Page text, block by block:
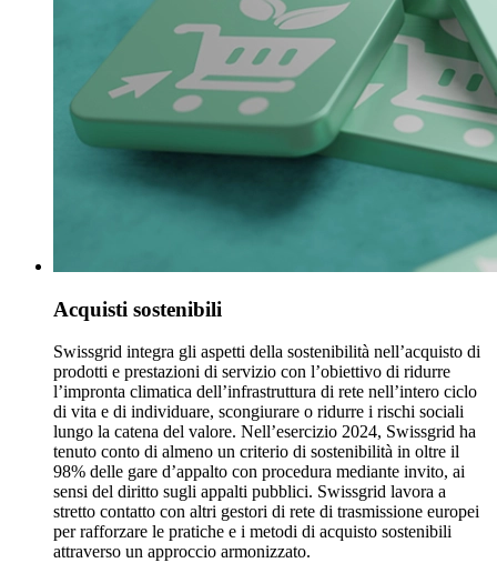
Acquisti sostenibili
Swissgrid integra gli aspetti della sostenibilità nell’acquisto di
prodotti e prestazioni di servizio con l’obiettivo di ridurre
l’impronta climatica dell’infrastruttura di rete nell’intero ciclo
di vita e di individuare, scongiurare o ridurre i rischi sociali
lungo la catena del valore. Nell’esercizio 2024, Swissgrid ha
tenuto conto di almeno un criterio di sostenibilità in oltre il
98% delle gare d’appalto con procedura mediante invito, ai
sensi del diritto sugli appalti pubblici. Swissgrid lavora a
stretto contatto con altri gestori di rete di trasmissione europei
per rafforzare le pratiche e i metodi di acquisto sostenibili
attraverso un approccio armonizzato.